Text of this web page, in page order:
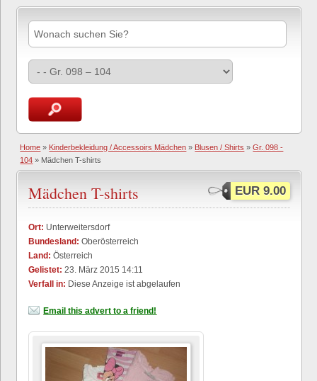
Home » Kinderbekleidung / Accessoirs Mädchen » Blusen / Shirts »Gr. 098 -
104 » Mädchen T-shirts
EUR 9.00
Mädchen T-shirts
Ort: Unterweitersdorf
Bundesland: Oberösterreich
Land: Österreich
Gelistet: 23. März 2015 14:11
Verfall in: Diese Anzeige ist abgelaufen
Email this advert to a friend!